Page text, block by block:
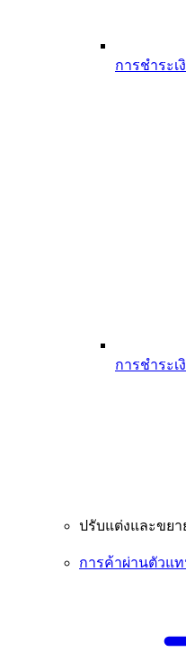
การชำระเ
การชำระเ
ปรับแต่งและขยา
การค้าผ่านตัวแ